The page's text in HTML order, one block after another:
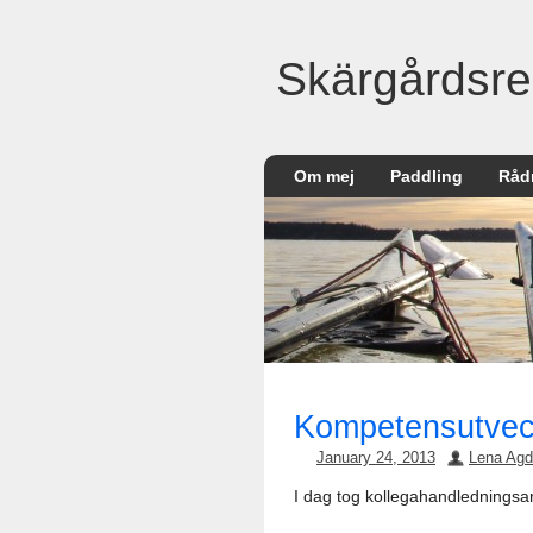
Om mej Paddling
January 24, 2013 Lena
I dag tog